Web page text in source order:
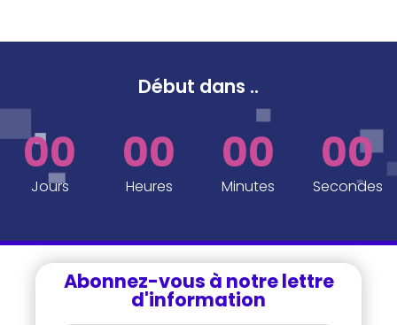
Début dans ..
00
Jours
00
Heures
00
Minutes
00
Secondes
Abonnez-vous à notre lettre
d'information